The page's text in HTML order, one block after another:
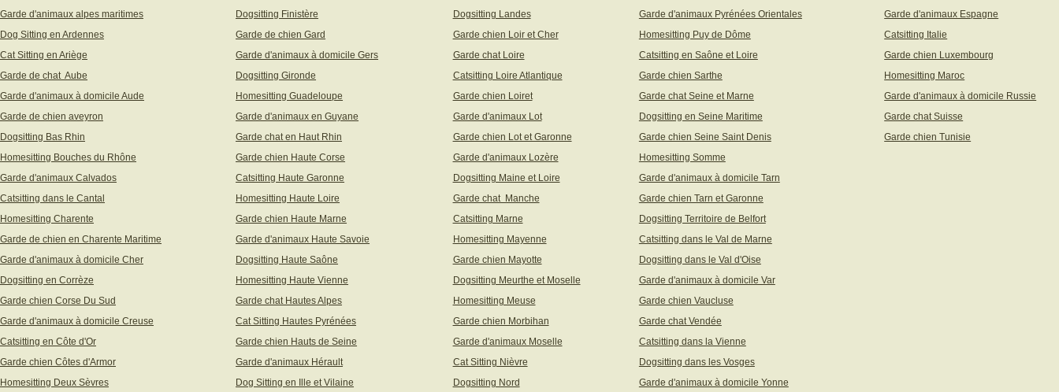
Garde d'animaux alpes maritimes
Dogsitting Finistère Dogsitting Landes Garde d'animaux Pyrénées Orientales
Garde d'animaux Espagne
Dog Sitting en Ardennes
Garde de chien Gard Garde chien Loir et Cher Homesitting Puy de Dôme
Catsitting Italie
Cat Sitting en Ariège
Garde d'animaux à domicile Gers Garde chat Loire Catsitting en Saône et Loire
Garde chien Luxembourg
Garde de chat Aube
Dogsitting Gironde Catsitting Loire Atlantique Garde chien Sarthe
Homesitting Maroc
Garde d'animaux à domicile Aude
Homesitting Guadeloupe Garde chien Loiret Garde chat Seine et Marne
Garde d'animaux à domicile Russie
Garde de chien aveyron
Garde d'animaux en Guyane Garde d'animaux Lot Dogsitting en Seine Maritime
Garde chat Suisse
Dogsitting Bas Rhin
Garde chat en Haut Rhin Garde chien Lot et Garonne Garde chien Seine Saint Denis
Garde chien Tunisie
Homesitting Bouches du Rhône
Garde chien Haute Corse Garde d'animaux Lozère
Homesitting Somme
Garde d'animaux Calvados
Catsitting Haute Garonne Dogsitting Maine et Loire
Garde d'animaux à domicile Tarn
Catsitting dans le Cantal
Homesitting Haute Loire Garde chat Manche
Garde chien Tarn et Garonne
Homesitting Charente
Garde chien Haute Marne Catsitting Marne
Dogsitting Territoire de Belfort
Garde de chien en Charente Maritime
Garde d'animaux Haute Savoie Homesitting Mayenne
Catsitting dans le Val de Marne
Garde d'animaux à domicile Cher
Dogsitting Haute Saône Garde chien Mayotte
Dogsitting dans le Val d'Oise
Dogsitting en Corrèze
Homesitting Haute Vienne Dogsitting Meurthe et Moselle
Garde d'animaux à domicile Var
Garde chien Corse Du Sud
Garde chat Hautes Alpes Homesitting Meuse
Garde chien Vaucluse
Garde d'animaux à domicile Creuse
Cat Sitting Hautes Pyrénées Garde chien Morbihan
Garde chat Vendée
Catsitting en Côte d'Or
Garde chien Hauts de Seine Garde d'animaux Moselle
Catsitting dans la Vienne
Garde chien Côtes d'Armor
Garde d'animaux Hérault Cat Sitting Nièvre
Dogsitting dans les Vosges
Homesitting Deux Sèvres
Dog Sitting en Ille et Vilaine Dogsitting Nord Garde d'animaux à domicile Yonne